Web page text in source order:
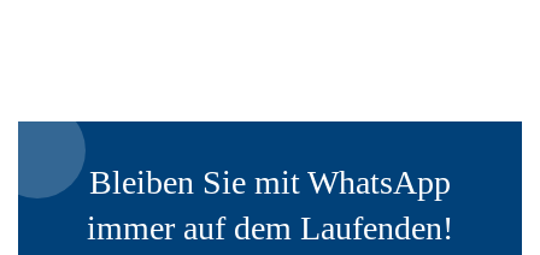
Bleiben Sie mit WhatsApp
immer auf dem Laufenden!